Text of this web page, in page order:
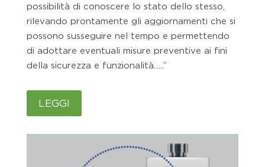
possibilità di conoscere lo stato dello stesso,
rilevando prontamente gli aggiornamenti che si
possono susseguire nel tempo e permettendo
di adottare eventuali misure preventive ai fini
della sicurezza e funzionalità…..”
LEGGI